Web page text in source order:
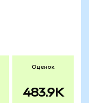
Оценок
483.9K